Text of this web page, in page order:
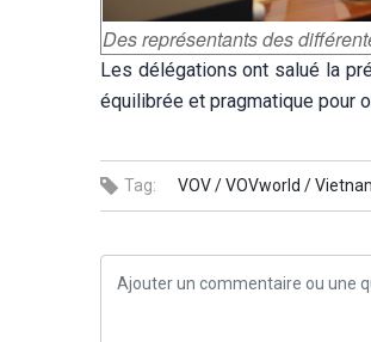
Des représentants des
Les délégations ont salué la
équilibrée et pragmatique pour
Tag: VOV /VOVworld /